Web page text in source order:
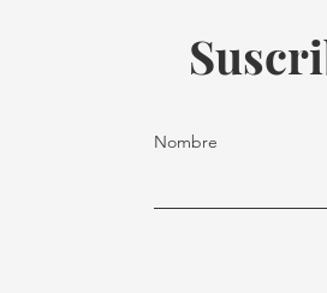
futuro de la niñez
Nombre